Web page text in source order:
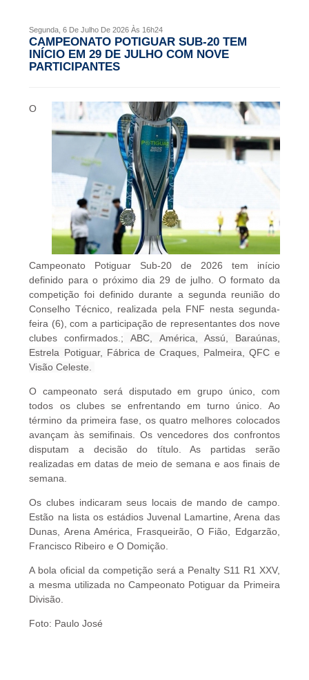
Editais
Atos
Documentos
Legislação
Ouvidoria
Federações
Resoluções
SUPER
MATUTÃO
Segunda, 6 De Julho De 2026 Às 16h24
CAMPEONATO POTIGUAR SUB-20 TEM
INÍCIO EM 29 DE JULHO COM NOVE
PARTICIPANTES
O
Campeonato Potiguar Sub-20 de 2026 tem início
definido para o próximo dia 29 de julho. O formato da
competição foi definido durante a segunda reunião do
Conselho Técnico, realizada pela FNF nesta segunda-
feira (6), com a participação de representantes dos nove
clubes confirmados.; ABC, América, Assú, Baraúnas,
Estrela Potiguar, Fábrica de Craques, Palmeira, QFC e
Visão Celeste.
O campeonato será disputado em grupo único, com
todos os clubes se enfrentando em turno único. Ao
término da primeira fase, os quatro melhores colocados
avançam às semifinais. Os vencedores dos confrontos
disputam a decisão do título. As partidas serão
realizadas em datas de meio de semana e aos finais de
semana.
Os clubes indicaram seus locais de mando de campo.
Estão na lista os estádios Juvenal Lamartine, Arena das
Dunas, Arena América, Frasqueirão, O Fião, Edgarzão,
Francisco Ribeiro e O Domição.
A bola oficial da competição será a Penalty S11 R1 XXV,
a mesma utilizada no Campeonato Potiguar da Primeira
Divisão.
Foto: Paulo José